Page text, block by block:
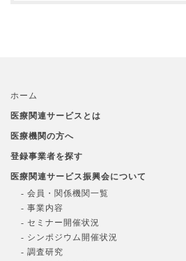
ホーム
医療関連サービスとは
医療機関の方へ
登録事業者を探す
医療関連サービス振興会について
- 会員・関係機関一覧
- 事業内容
- セミナー開催状況
- シンポジウム開催状況
- 調査研究